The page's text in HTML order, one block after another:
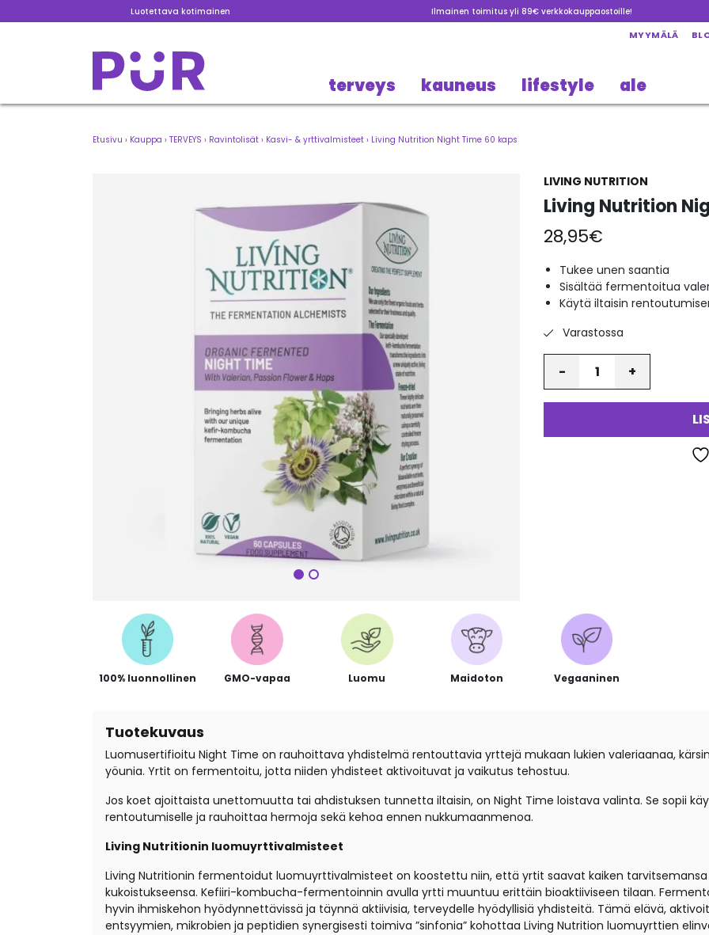
Luotettava kotimainen Ilmainen toimitus yli 89€ verkkokauppaostoille!
MYYMÄLÄ
terveys kauneus lifestyle ale
Etusivu › Kauppa › TERVEYS › Ravintolisät › Kasvi- & yrttivalmisteet › Living Nutrition Night Time 60 kaps
Seuraava
LIVING NUTRITION
Living Nutrition
28,95€
Tukee unen saantia
Sisältää fermentoitua
Käytä iltaisin
Varastossa
100% luonnollinen GMO-vapaa Luomu Maidoton Vegaaninen
Tuotekuvaus
Luomusertifioitu Night Time on rauhoittava yhdistelmä rentouttavia yrttejä mukaan lukien valeriaanaa,
yöunia. Yrtit on fermentoitu, jotta niiden yhdisteet aktivoituvat ja vaikutus tehostuu.
Jos koet ajoittaista unettomuutta tai ahdistuksen tunnetta iltaisin, on Night Time loistava valinta. Se sopii
rentoutumiselle ja rauhoittaa hermoja sekä kehoa ennen nukkumaanmenoa.
Living Nutritionin luomuyrttivalmisteet
Living Nutritionin fermentoidut luomuyrttivalmisteet on koostettu niin, että yrtit saavat kaiken
kukoistukseensa. Kefiiri-kombucha-fermentoinnin avulla yrtti muuntuu erittäin bioaktiiviseen tilaan.
hyvin ihmiskehon hyödynnettävissä ja täynnä aktiivisia, terveydelle hyödyllisiä yhdisteitä. Tämä elävä,
entsyymien, mikrobien ja peptidien synergisesti toimiva ”sinfonia” kohottaa Living Nutrition luomuyrttien